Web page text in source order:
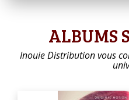
ALBUMS
Inouie Distribution vous